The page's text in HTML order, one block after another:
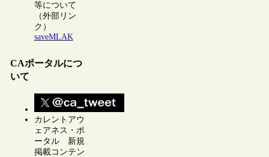
等について
（外部リン
ク）
saveMLAK
CAポータルにつ
いて
カレントアウ
ェアネス・ポ
ータル 新規
掲載コンテン